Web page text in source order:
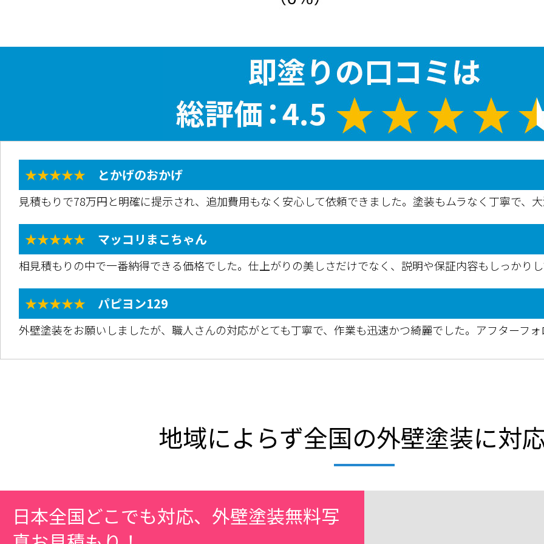
★★★★★ とかげのおかげ
見積もりで78万円と明確に提示され、追加費用もなく安心して依頼できました。塗装もムラなく丁寧で、大
★★★★★ マッコリまこちゃん
相見積もりの中で一番納得できる価格でした。仕上がりの美しさだけでなく、説明や保証内容もしっかりし
★★★★★ パピヨン129
外壁塗装をお願いしましたが、職人さんの対応がとても丁寧で、作業も迅速かつ綺麗でした。アフターフォ
地域によらず全国の外壁塗装に対応
日本全国どこでも対応、外壁塗装無料写